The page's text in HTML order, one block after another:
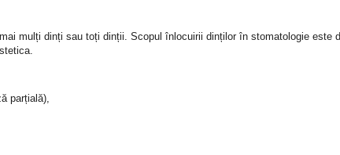
mulți dinți sau toți dinții. Scopul înlocuirii dinților în stomatologie este
parțială),